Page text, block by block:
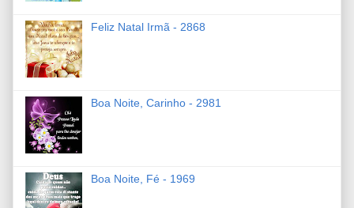
Feliz Natal Irmã - 2868
Boa Noite, Carinho - 2981
Boa Noite, Fé - 1969